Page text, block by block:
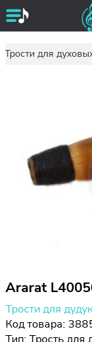
Трости для
Ararat
Трости для
Код товара: